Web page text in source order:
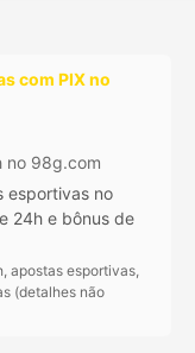
com PIX no
no 98g.com
esportivas no
24h e bônus de
apostas esportivas,
(detalhes não